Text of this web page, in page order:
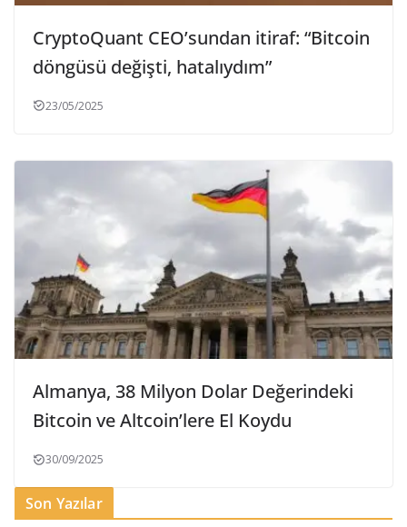
CryptoQuant CEO’sundan itiraf: “Bitcoin
döngüsü değişti, hatalıydım”
23/05/2025
Almanya, 38 Milyon Dolar Değerindeki
Bitcoin ve Altcoin’lere El Koydu
30/09/2025
Son Yazılar